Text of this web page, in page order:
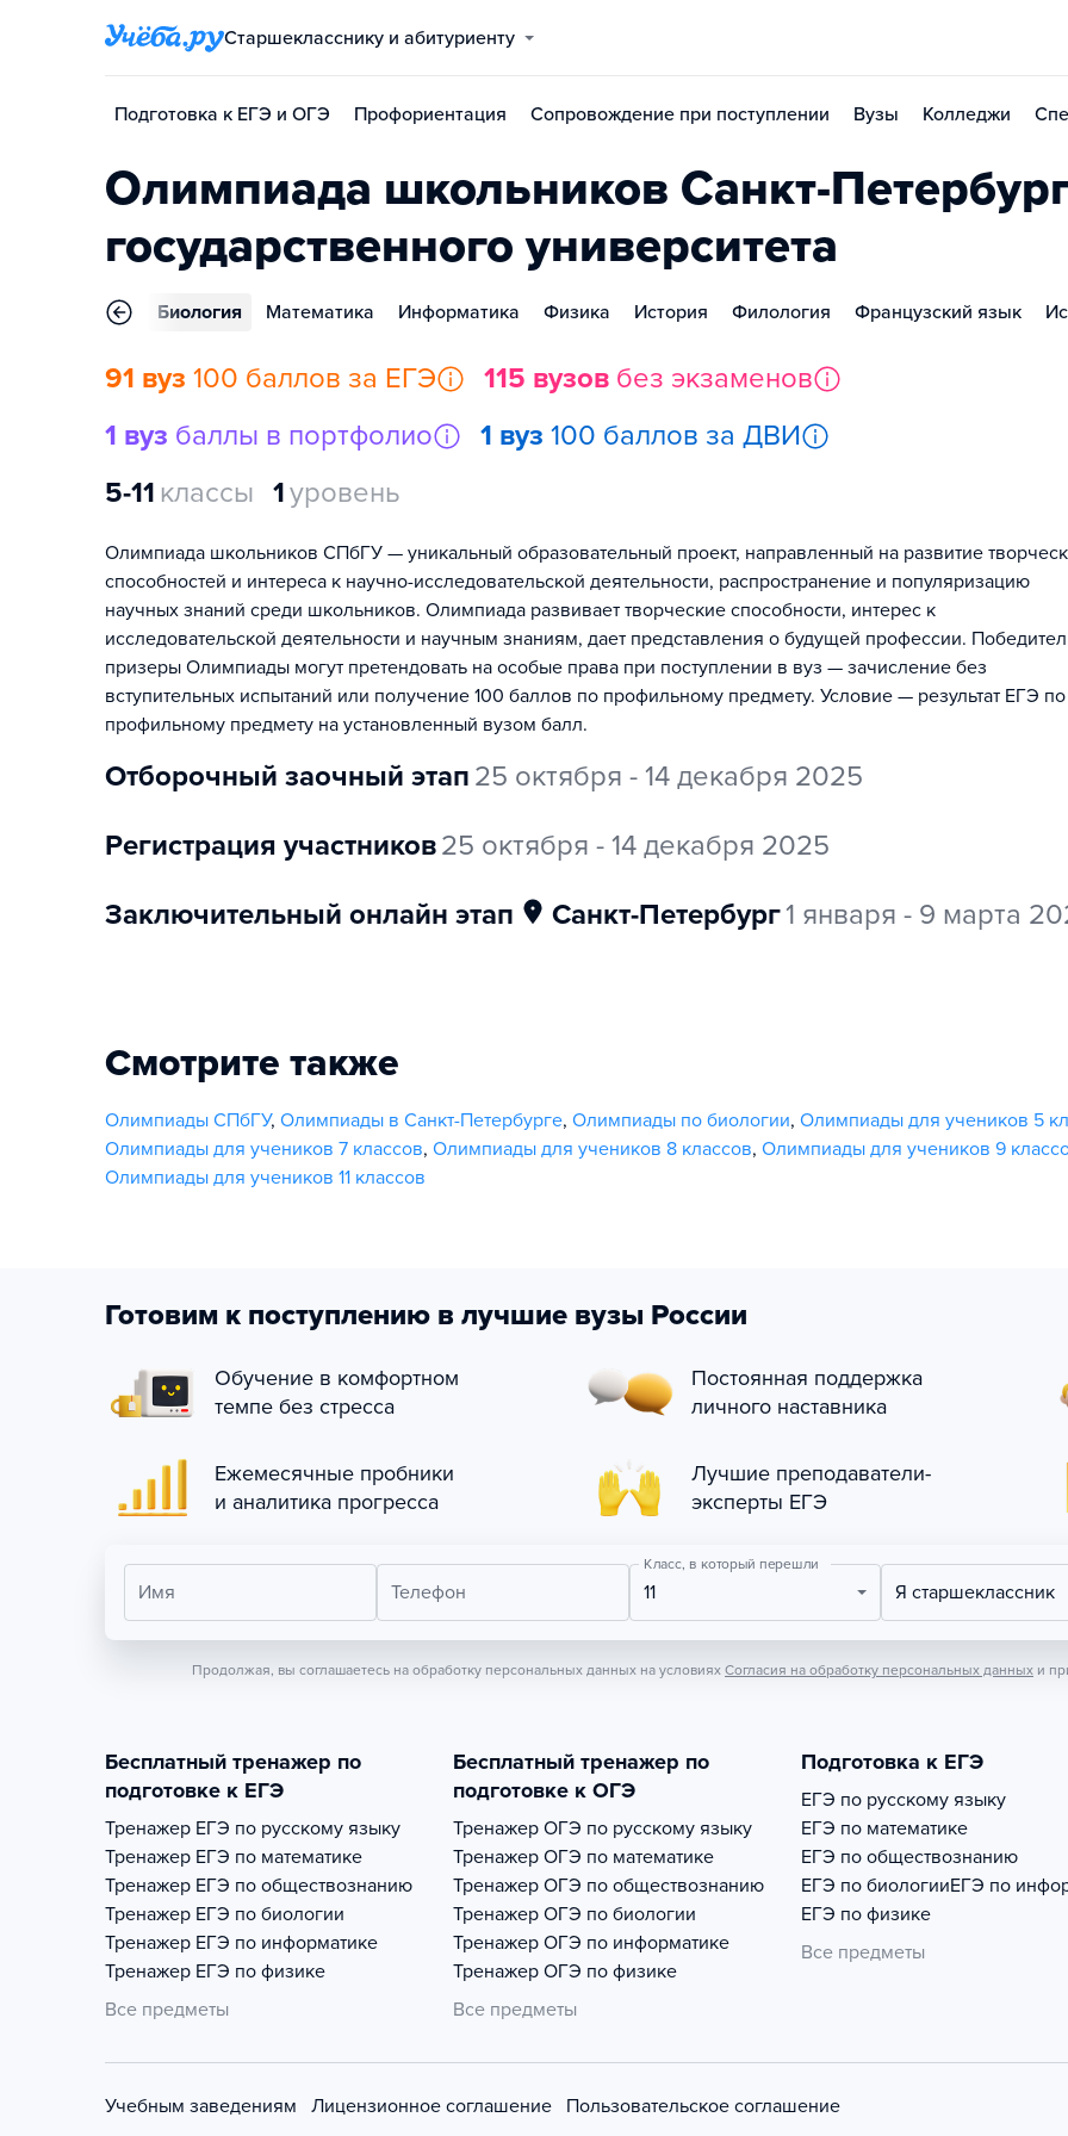
Старшекласснику и абитуриенту
Подготовка к ЕГЭ и ОГЭ Профориентация Сопровождение при поступлении Вузы Колледжи
Олимпиада школьников Санкт-
государственного университета
География Биология Математика Информатика Физика История Филология Французский язык
91 вуз 100 баллов за ЕГЭ 115 вузов без экзаменов
1 вуз баллы в портфолио 1 вуз 100 баллов за ДВИ
5-11 классы 1уровень
Олимпиада школьников СПбГУ — уникальный образовательный проект, направленный на развитие
способностей и интереса к научно-исследовательской деятельности, распространение и популяризацию
научных знаний среди школьников. Олимпиада развивает творческие способности, интерес к
исследовательской деятельности и научным знаниям, дает представления о будущей профессии.
призеры Олимпиады могут претендовать на особые права при поступлении в вуз — зачисление без
вступительных испытаний или получение 100 баллов по профильному предмету. Условие — результат ЕГЭ по
профильному предмету на установленный вузом балл.
отборочный заочный этап 25 октября - 14 декабря 2025
регистрация участников25 октября - 14 декабря 2025
заключительный онлайн этап
Санкт-Петербург 1 января - 9 марта
Смотрите также
Олимпиады СПбГУ, Олимпиады в Санкт-Петербурге, Олимпиады по биологии, Олимпиады для учеников 5
Олимпиады для учеников 7 классов, Олимпиады для учеников 8 классов, Олимпиады для учеников 9
Олимпиады для учеников 11 классов
Готовим к поступлению в лучшие вузы России
Обучение в комфортном
темпе без стресса
Постоянная поддержка
личного наставника
Ежемесячные пробники
и аналитика прогресса
Лучшие преподаватели-
эксперты ЕГЭ
Имя Телефон
Класс, в который перешли
11 Я старшеклассник
Продолжая, вы соглашаетесь на обработку персональных данных на условиях Согласия на обработку персональных данных и
Бесплатный тренажер по
подготовке к ЕГЭ
Тренажер ЕГЭ по русскому языку
Тренажер ЕГЭ по математике
Тренажер ЕГЭ по обществознанию
Тренажер ЕГЭ по биологии
Тренажер ЕГЭ по информатике
Тренажер ЕГЭ по физике
Все предметы
Бесплатный тренажер по
подготовке к ОГЭ
Тренажер ОГЭ по русскому языку
Тренажер ОГЭ по математике
Тренажер ОГЭ по обществознанию
Тренажер ОГЭ по биологии
Тренажер ОГЭ по информатике
Тренажер ОГЭ по физике
Все предметы
Подготовка к ЕГЭ
ЕГЭ по русскому языку
ЕГЭ по математике
ЕГЭ по обществознанию
ЕГЭ по биологииЕГЭ по
ЕГЭ по физике
Все предметы
Учебным заведениям Лицензионное соглашение Пользовательское соглашение